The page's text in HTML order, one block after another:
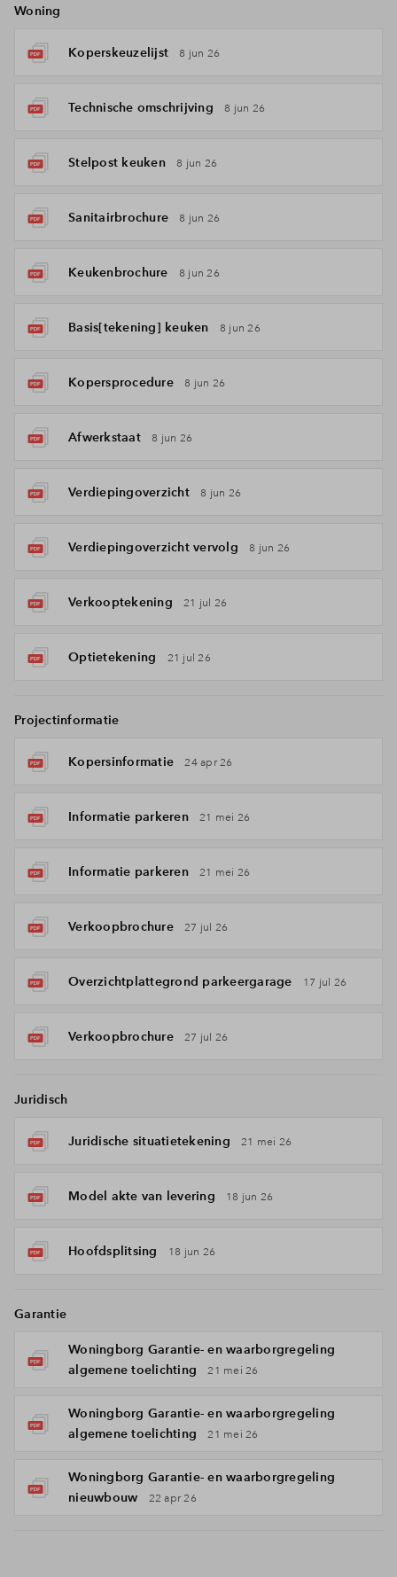
Woning
Koperskeuzelijst 8 jun 26
Technische omschrijving 8 jun 26
Stelpost keuken 8 jun 26
Sanitairbrochure 8 jun 26
Keukenbrochure 8 jun 26
Basis[tekening] keuken 8 jun 26
Kopersprocedure 8 jun 26
Afwerkstaat 8 jun 26
Verdiepingoverzicht 8 jun 26
Verdiepingoverzicht vervolg 8 jun 26
Verkooptekening 21 jul 26
Optietekening 21 jul 26
Projectinformatie
Kopersinformatie 24 apr 26
Informatie parkeren 21 mei 26
Informatie parkeren 21 mei 26
Verkoopbrochure 27 jul 26
Overzichtplattegrond parkeergarage 17 jul 26
Verkoopbrochure 27 jul 26
Juridisch
Juridische situatietekening 21 mei 26
Model akte van levering 18 jun 26
Hoofdsplitsing 18 jun 26
Garantie
Woningborg Garantie- en waarborgregeling
algemene toelichting
21 mei 26
Woningborg Garantie- en waarborgregeling
algemene toelichting
21 mei 26
Woningborg Garantie- en waarborgregeling
nieuwbouw
22 apr 26